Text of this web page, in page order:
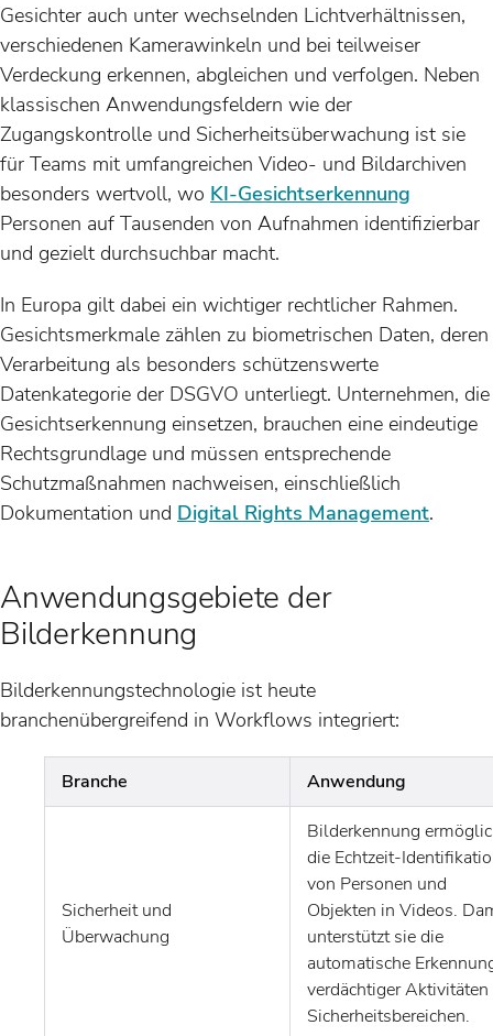
Gesichter auch unter wechselnden Lichtverhältnissen,
verschiedenen Kamerawinkeln und bei teilweiser
Verdeckung erkennen, abgleichen und verfolgen. Neben
klassischen Anwendungsfeldern wie der
Zugangskontrolle und Sicherheitsüberwachung ist sie
für Teams mit umfangreichen Video- und Bildarchiven
besonders wertvoll, wo KI-Gesichtserkennung
Personen auf Tausenden von Aufnahmen identifizierbar
und gezielt durchsuchbar macht.
In Europa gilt dabei ein wichtiger rechtlicher Rahmen.
Gesichtsmerkmale zählen zu biometrischen Daten, deren
Verarbeitung als besonders schützenswerte
Datenkategorie der DSGVO unterliegt. Unternehmen, die
Gesichtserkennung einsetzen, brauchen eine eindeutige
Rechtsgrundlage und müssen entsprechende
Schutzmaßnahmen nachweisen, einschließlich
Dokumentation und Digital Rights Management.
Anwendungsgebiete der
Bilderkennung
Bilderkennungstechnologie ist heute
branchenübergreifend in Workflows integriert:
Branche Anwendung
Sicherheit und
Überwachung
Bilderkennung
die Echtzeit-
von Personen und
Objekten in Videos.
unterstützt sie die
automatische
verdächtiger
Sicherheitsbereichen.